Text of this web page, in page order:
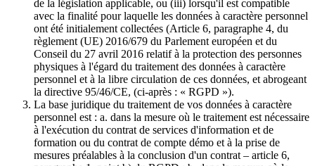
de la législation applicable, ou (iii) lorsqu'il est compatible
avec la finalité pour laquelle les données à caractère personnel
ont été initialement collectées (Article 6, paragraphe 4, du
règlement (UE) 2016/679 du Parlement européen et du
Conseil du 27 avril 2016 relatif à la protection des personnes
physiques à l'égard du traitement des données à caractère
personnel et à la libre circulation de ces données, et abrogeant
la directive 95/46/CE, (ci-après : « RGPD »).
La base juridique du traitement de vos données à caractère
personnel est : a. dans la mesure où le traitement est nécessaire
à l'exécution du contrat de services d'information et de
formation ou du contrat de compte démo et à la prise de
mesures préalables à la conclusion d'un contrat – article 6,